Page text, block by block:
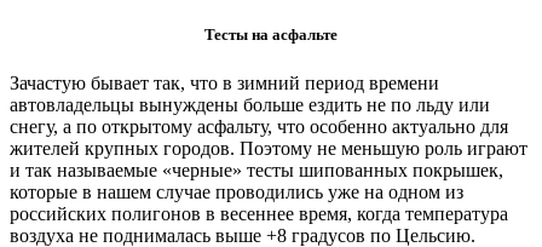
Тесты на асфальте
Зачастую бывает так, что в зимний период времени
автовладельцы вынуждены больше ездить не по льду или
снегу, а по открытому асфальту, что особенно актуально для
жителей крупных городов. Поэтому не меньшую роль играют
и так называемые «черные» тесты шипованных покрышек,
которые в нашем случае проводились уже на одном из
российских полигонов в весеннее время, когда температура
воздуха не поднималась выше +8 градусов по Цельсию.